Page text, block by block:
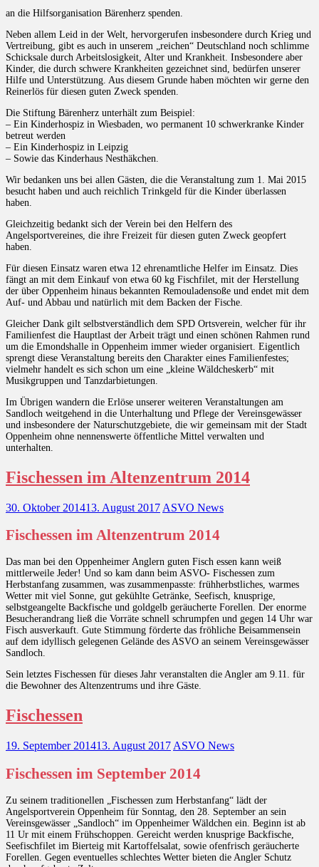
an die Hilfsorganisation Bärenherz spenden.
Neben allem Leid in der Welt, hervorgerufen insbesondere durch Krieg und
Vertreibung, gibt es auch in unserem „reichen“ Deutschland noch schlimme
Schicksale durch Arbeitslosigkeit, Alter und Krankheit. Insbesondere aber
Kinder, die durch schwere Krankheiten gezeichnet sind, bedürfen unserer
Hilfe und Unterstützung. Aus diesem Grunde haben möchten wir gerne den
Reinerlös für diesen guten Zweck spenden.
Die Stiftung Bärenherz unterhält zum Beispiel:
– Ein Kinderhospiz in Wiesbaden, wo permanent 10 schwerkranke Kinder
betreut werden
– Ein Kinderhospiz in Leipzig
– Sowie das Kinderhaus Nesthäkchen.
Wir bedanken uns bei allen Gästen, die die Veranstaltung zum 1. Mai 2015
besucht haben und auch reichlich Trinkgeld für die Kinder überlassen
haben.
Gleichzeitig bedankt sich der Verein bei den Helfern des
Angelsportvereines, die ihre Freizeit für diesen guten Zweck geopfert
haben.
Für diesen Einsatz waren etwa 12 ehrenamtliche Helfer im Einsatz. Dies
fängt an mit dem Einkauf von etwa 60 kg Fischfilet, mit der Herstellung
der über Oppenheim hinaus bekannten Remouladensoße und endet mit dem
Auf- und Abbau und natürlich mit dem Backen der Fische.
Gleicher Dank gilt selbstverständlich dem SPD Ortsverein, welcher für ihr
Familienfest die Hauptlast der Arbeit trägt und einen schönen Rahmen rund
um die Emondshalle in Oppenheim immer wieder organisiert. Eigentlich
sprengt diese Veranstaltung bereits den Charakter eines Familienfestes;
vielmehr handelt es sich schon um eine „kleine Wäldcheskerb“ mit
Musikgruppen und Tanzdarbietungen.
Im Übrigen wandern die Erlöse unserer weiteren Veranstaltungen am
Sandloch weitgehend in die Unterhaltung und Pflege der Vereinsgewässer
und insbesondere der Naturschutzgebiete, die wir gemeinsam mit der Stadt
Oppenheim ohne nennenswerte öffentliche Mittel verwalten und
unterhalten.
Fischessen im Altenzentrum 2014
30. Oktober 201413. August 2017 ASVO News
Fischessen im Altenzentrum 2014
Das man bei den Oppenheimer Anglern guten Fisch essen kann weiß
mittlerweile Jeder! Und so kam dann beim ASVO- Fischessen zum
Herbstanfang zusammen, was zusammenpasste: frühherbstliches, warmes
Wetter mit viel Sonne, gut gekühlte Getränke, Seefisch, knusprige,
selbstgeangelte Backfische und goldgelb geräucherte Forellen. Der enorme
Besucherandrang ließ die Vorräte schnell schrumpfen und gegen 14 Uhr war
Fisch ausverkauft. Gute Stimmung förderte das fröhliche Beisammensein
auf dem idyllisch gelegenen Gelände des ASVO an seinem Vereinsgewässer
Sandloch.
Sein letztes Fischessen für dieses Jahr veranstalten die Angler am 9.11. für
die Bewohner des Altenzentrums und ihre Gäste.
Fischessen
19. September 201413. August 2017 ASVO News
Fischessen im September 2014
Zu seinem traditionellen „Fischessen zum Herbstanfang“ lädt der
Angelsportverein Oppenheim für Sonntag, den 28. September an sein
Vereinsgewässer „Sandloch“ im Oppenheimer Wäldchen ein. Beginn ist ab
11 Ur mit einem Frühschoppen. Gereicht werden knusprige Backfische,
Seefischfilet im Bierteig mit Kartoffelsalat, sowie ofenfrisch geräucherte
Forellen. Gegen eventuelles schlechtes Wetter bieten die Angler Schutz